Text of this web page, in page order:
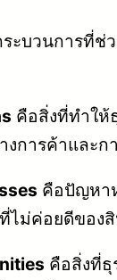
ระบวนการที่
คือสิ่งที่ทำให้
การค้าและก
คือปัญหา
ไม่ค่อยดีของ
คือสิ่งที่ธุ